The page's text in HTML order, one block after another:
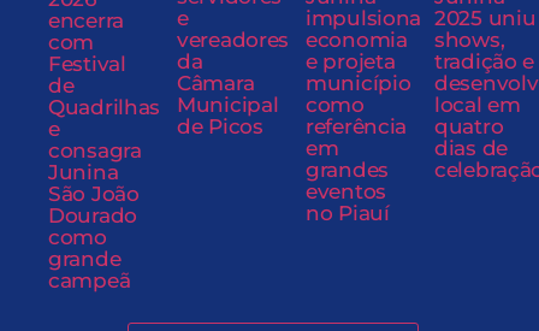
encerra
com
Festival
de
Quadrilhas
e
consagra
Junina
São João
Dourado
como
grande
campeã
e
vereadores
da
Câmara
Municipal
de Picos
impulsiona
economia
e projeta
município
como
referência
em
grandes
eventos
no Piauí
2025 uniu
shows,
tradição e
local em
quatro
dias de